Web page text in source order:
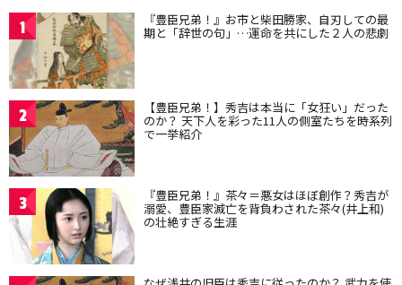
1 『豊臣兄弟！』お市と柴田勝家、自刃しての最
期と「辞世の句」…運命を共にした２人の悲劇
2 【豊臣兄弟！】秀吉は本当に「女狂い」だった
のか？ 天下人を彩った11人の側室たちを時系列
で一挙紹介
3 『豊臣兄弟！』茶々＝悪女はほぼ創作？秀吉が
溺愛、豊臣家滅亡を背負わされた茶々(井上和)
の壮絶すぎる生涯